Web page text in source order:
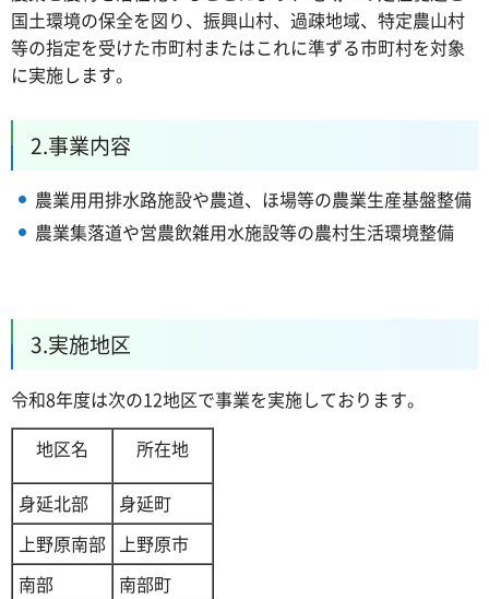
国土環境の保全を図り、振興山村、過疎地域、特定農山村
等の指定を受けた市町村またはこれに準ずる市町村を対象
に実施します。
2.事業内容
農業用用排水路施設や農道、ほ場等の農業生産基盤整備
農業集落道や営農飲雑用水施設等の農村生活環境整備
3.実施地区
令和8年度は次の12地区で事業を実施しております。
地区名
所在地
身延北部
身延町
上野原南部 上野原市
南部
南部町